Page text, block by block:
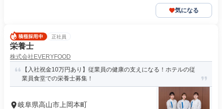
気になる
正社員
栄養士
株式会社EVERYFOOD
【入社祝金10万円あり】従業員の健康の支えになる！ホテルの従
業員食堂での栄養士募集！
岐阜県高山市上岡本町